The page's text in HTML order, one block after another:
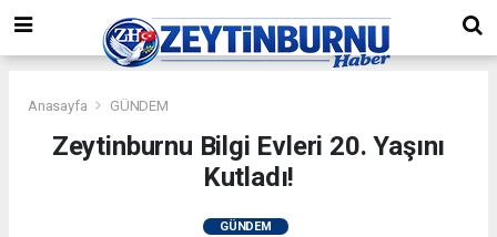
Anasayfa GÜNDEM
Zeytinburnu Bilgi Evleri 20. Yaşını
Kutladı!
GÜNDEM